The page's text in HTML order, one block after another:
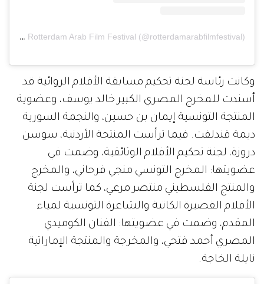
A post shared by Rotterdam Arab Film Festival (@rotterdamarabfilmfestival)
وكانت رئاسة لجنة تحكيم مسابقة الأفلام الروائية قد
أسندت للمخرج المصري الكبير خالد يوسف، وعضوية
المنتجة التونسية إيمان بن حسين، والنجمة السورية
ديمة قندلفت. فيما ترأست المنتجة الأردنية، سوسن
دروزة، لجنة تحكيم الأفلام الوثائقية، وضمت في
عضويتها: المخرج التونسي منجي فرحاني، والمخرج
والمنتج الفلسطيني منتصر مرعي، كما ترأست لجنة
الأفلام القصيرة الكاتبة والشاعرة التونسية لمياء
المقدم، وضمت في عضويتها: الفنان الكوميدي
المصري أحمد فتحي، والمخرجة والمنتجة الإماراتية
نايلة الخاجة.